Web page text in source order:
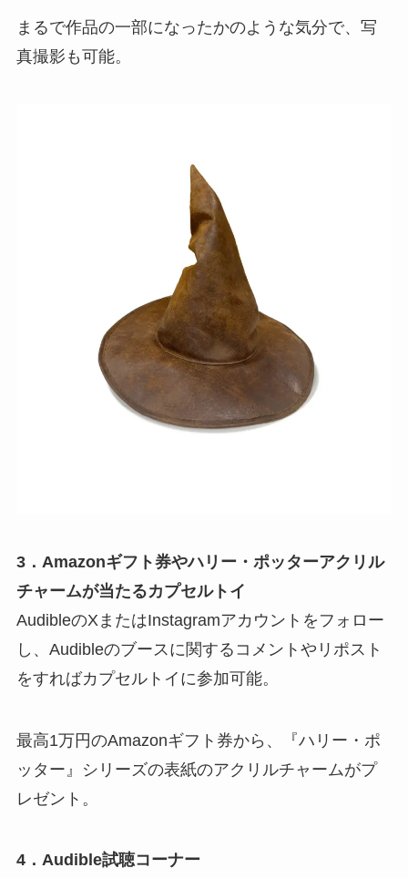
まるで作品の一部になったかのような気分で、写
真撮影も可能。
3．Amazonギフト券やハリー・ポッターアクリル
チャームが当たるカプセルトイ
AudibleのXまたはInstagramアカウントをフォロー
し、Audibleのブースに関するコメントやリポスト
をすればカプセルトイに参加可能。
最高1万円のAmazonギフト券から、『ハリー・ポ
ッター』シリーズの表紙のアクリルチャームがプ
レゼント。
4．Audible試聴コーナー